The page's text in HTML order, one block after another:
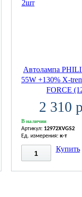
Автолампа
55W +130% X-
FORCE
2 310
В наличии
Артикул: 12972XVGS2
Ед. измерения: к-т
Купить